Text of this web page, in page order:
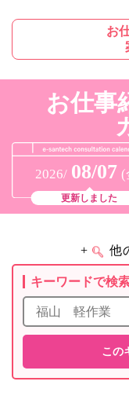
お
お仕事
2026/ 08/07 (
更新しました
+ 他
キーワードで検